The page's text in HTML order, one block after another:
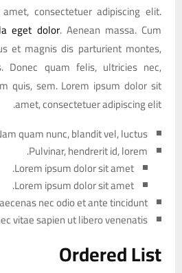
consectetuer adipiscing elit.
eget dolor. Aenean massa. Cum
et magnis dis parturient montes,
Donec quam felis, ultricies nec,
quis, sem. Lorem ipsum dolor sit
amet, consectetuer adipiscing elit.
quam nunc, blandit vel, luctus
Pulvinar, hendrerit id, lorem.
Lorem ipsum dolor sit amet.
Lorem ipsum dolor sit amet.
nec odio et ante tincidunt
vitae sapien ut libero venenatis
Ordered List